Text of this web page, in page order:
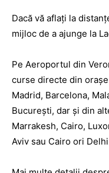
Dacă vă aflați la
mijloc de a ajunge la
Pe Aeroportul din
curse directe din
Madrid, Barcelona,
Bucureşti, dar şi din
Marrakesh, Cairo,
Aviv sau Cairo ori